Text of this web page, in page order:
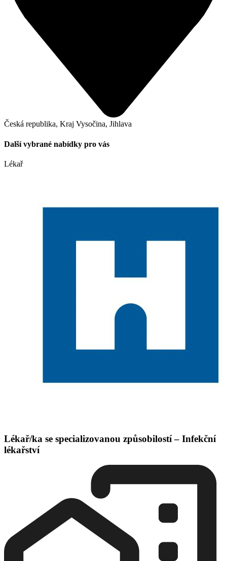
Česká republika, Kraj Vysočina, Jihlava
Další vybrané nabídky pro vás
Lékař
Lékař/ka se specializovanou způsobilostí – Infekční
lékařství